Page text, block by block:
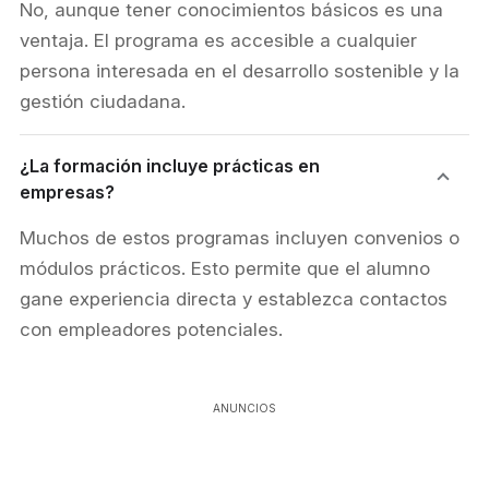
No, aunque tener conocimientos básicos es una
ventaja. El programa es accesible a cualquier
persona interesada en el desarrollo sostenible y la
gestión ciudadana.
¿La formación incluye prácticas en
empresas?
Muchos de estos programas incluyen convenios o
módulos prácticos. Esto permite que el alumno
gane experiencia directa y establezca contactos
con empleadores potenciales.
ANUNCIOS